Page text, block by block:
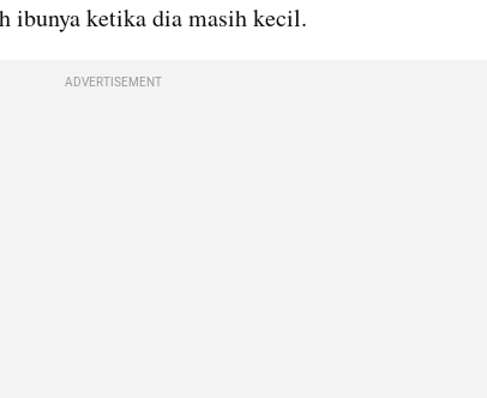
ibunya ketika dia masih kecil.
ADVERTISEMENT